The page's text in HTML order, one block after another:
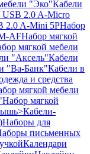
"Эко"Кабели
USB 2.0 A-Micro
2.0 A-Mini 5PНабор
AFНабор мягкой
мягкой мебели
"Аксель"Кабели
"Ва-Банк"Кабели в
и средства
мягкой мебели
Набор мягкой
Кабели-
Наборы для
письменных
Календари